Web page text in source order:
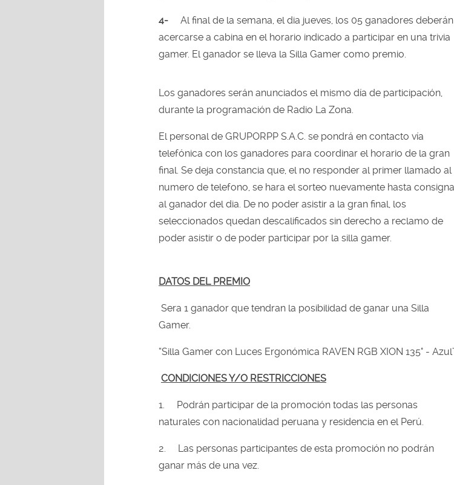
4- Al final de la semana, el dia jueves, los 05 ganadores deberán
acercarse a cabina en el horario indicado a participar en una trivia
gamer. El ganador se lleva la Silla Gamer como premio.
Los ganadores serán anunciados el mismo día de participación,
durante la programación de Radio La Zona.
El personal de GRUPORPP S.A.C. se pondrá en contacto vía
telefónica con los ganadores para coordinar el horario de la gran
final. Se deja constancia que, el no responder al primer llamado al
numero de telefono, se hara el sorteo nuevamente hasta
al ganador del dia. De no poder asistir a la gran final, los
seleccionados quedan descalificados sin derecho a reclamo de
poder asistir o de poder participar por la silla gamer.
DATOS DEL PREMIO
Sera 1 ganador que tendran la posibilidad de ganar una Silla
Gamer.
“Silla Gamer con Luces Ergonómica RAVEN RGB XION 135° -
CONDICIONES Y/O RESTRICCIONES
1. Podrán participar de la promoción todas las personas
naturales con nacionalidad peruana y residencia en el Perú.
2. Las personas participantes de esta promoción no podrán
ganar más de una vez.